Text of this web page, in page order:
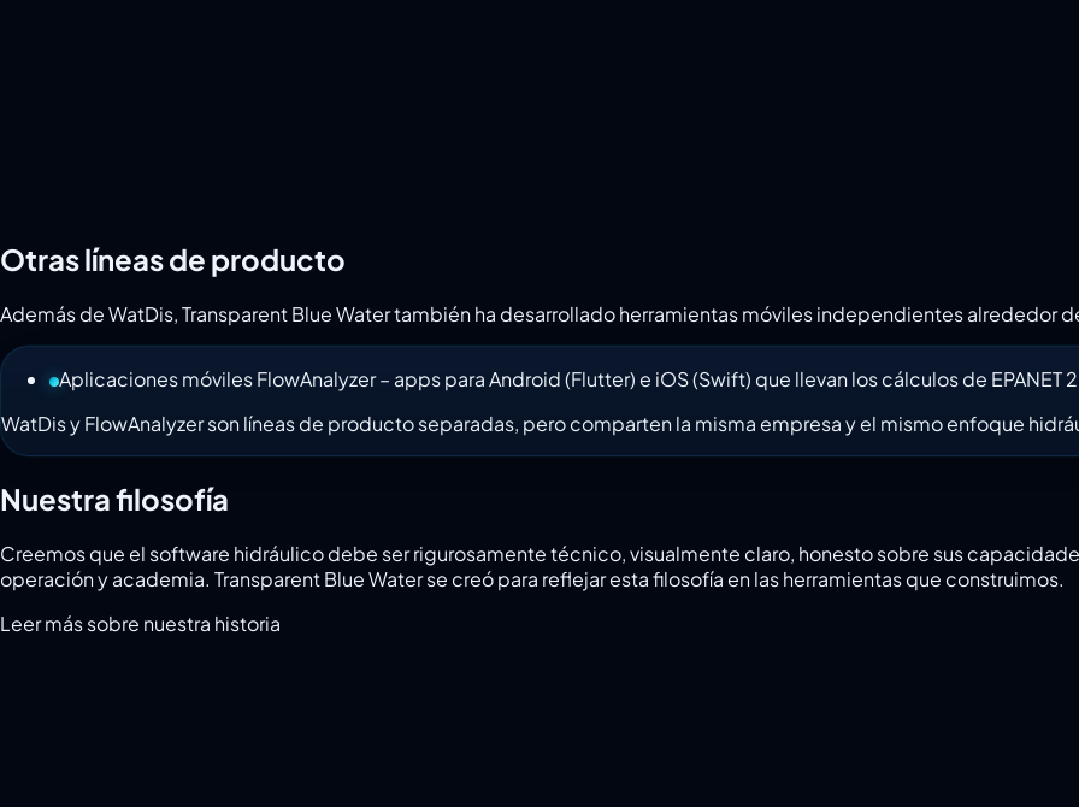
Otras líneas de producto
Además de WatDis, Transparent Blue Water también ha desarrollado herramientas móviles independientes alrededor
Aplicaciones móviles FlowAnalyzer – apps para Android (Flutter) e iOS (Swift) que llevan los cálculos de
WatDis y FlowAnalyzer son líneas de producto separadas, pero comparten la misma empresa y el mismo enfoque
Nuestra filosofía
Creemos que el software hidráulico debe ser rigurosamente técnico, visualmente claro, honesto sobre sus
operación y academia. Transparent Blue Water se creó para reflejar esta filosofía en las herramientas que construimos.
Leer más sobre nuestra historia